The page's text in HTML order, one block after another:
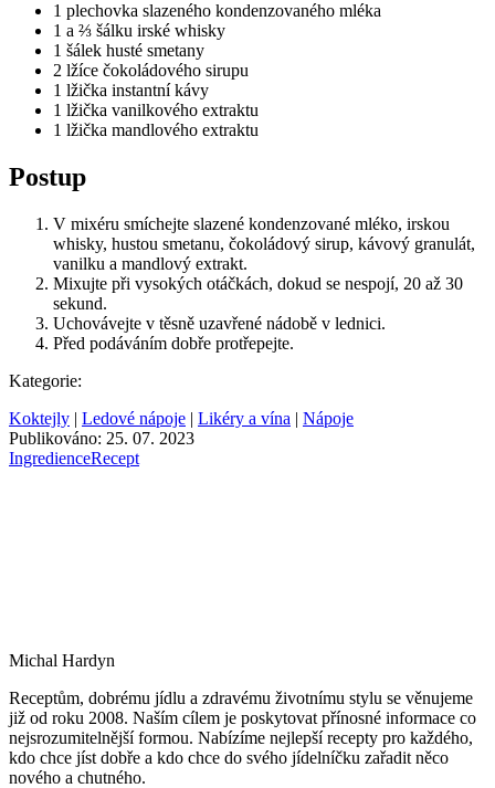
1 plechovka slazeného kondenzovaného mléka
1 a ⅔ šálku irské whisky
1 šálek husté smetany
2 lžíce čokoládového sirupu
1 lžička instantní kávy
1 lžička vanilkového extraktu
1 lžička mandlového extraktu
Postup
V mixéru smíchejte slazené kondenzované mléko, irskou
whisky, hustou smetanu, čokoládový sirup, kávový granulát,
vanilku a mandlový extrakt.
Mixujte při vysokých otáčkách, dokud se nespojí, 20 až 30
sekund.
Uchovávejte v těsně uzavřené nádobě v lednici.
Před podáváním dobře protřepejte.
Kategorie:
Koktejly | Ledové nápoje | Likéry a vína | Nápoje
Publikováno: 25. 07. 2023
IngredienceRecept
Michal Hardyn
Receptům, dobrému jídlu a zdravému životnímu stylu se věnujeme
již od roku 2008. Naším cílem je poskytovat přínosné informace co
nejsrozumitelnější formou. Nabízíme nejlepší recepty pro každého,
kdo chce jíst dobře a kdo chce do svého jídelníčku zařadit něco
nového a chutného.